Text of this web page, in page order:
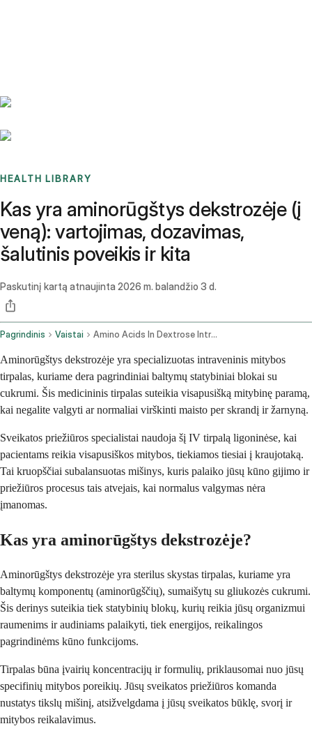
HEALTH LIBRARY
Kas yra aminorūgštys dekstrozėje (į
veną): vartojimas, dozavimas,
šalutinis poveikis ir kita
Paskutinį kartą atnaujinta 2026 m. balandžio 3 d.
Pagrindinis Vaistai Amino Acids In Dextrose Intravenous Route
Aminorūgštys dekstrozėje yra specializuotas intraveninis mitybos
tirpalas, kuriame dera pagrindiniai baltymų statybiniai blokai su
cukrumi. Šis medicininis tirpalas suteikia visapusišką mitybinę paramą,
kai negalite valgyti ar normaliai virškinti maisto per skrandį ir žarnyną.
Sveikatos priežiūros specialistai naudoja šį IV tirpalą ligoninėse, kai
pacientams reikia visapusiškos mitybos, tiekiamos tiesiai į kraujotaką.
Tai kruopščiai subalansuotas mišinys, kuris palaiko jūsų kūno gijimo ir
priežiūros procesus tais atvejais, kai normalus valgymas nėra
įmanomas.
Kas yra aminorūgštys dekstrozėje?
Aminorūgštys dekstrozėje yra sterilus skystas tirpalas, kuriame yra
baltymų komponentų (aminorūgščių), sumaišytų su gliukozės cukrumi.
Šis derinys suteikia tiek statybinių blokų, kurių reikia jūsų organizmui
raumenims ir audiniams palaikyti, tiek energijos, reikalingos
pagrindinėms kūno funkcijoms.
Tirpalas būna įvairių koncentracijų ir formulių, priklausomai nuo jūsų
specifinių mitybos poreikių. Jūsų sveikatos priežiūros komanda
nustatys tikslų mišinį, atsižvelgdama į jūsų sveikatos būklę, svorį ir
mitybos reikalavimus.